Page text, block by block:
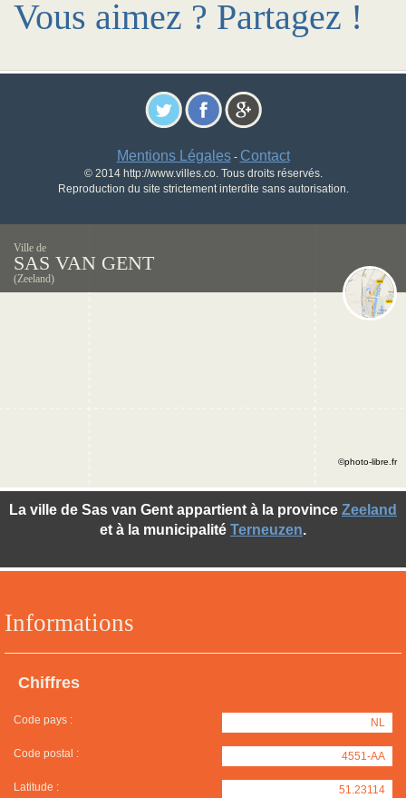
Vous aimez ? Partagez !
Mentions Légales- Contact
© 2014 http://www.villes.co. Tous droits réservés.
Reproduction du site strictement interdite sans autorisation.
Ville de
SAS VAN GENT
(Zeeland)
Informations
Chiffres
Code pays : NL
Code postal : 4551-AA
Latitude : 51.23114
La ville de Sas van Gent appartient à la province Zeeland
et à la municipalité Terneuzen.
©photo-libre.fr